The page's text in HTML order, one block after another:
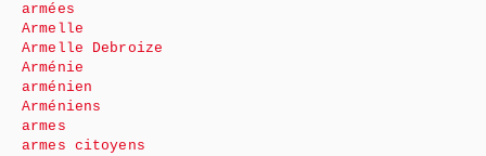
armées
Armelle
Armelle Debroize
Arménie
arménien
Arméniens
armes
armes citoyens